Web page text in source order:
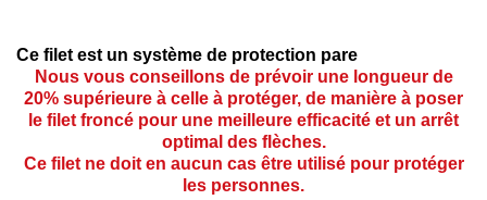
Ce filet est un système de protection pare
Nous vous conseillons de prévoir une longueur de
20% supérieure à celle à protéger, de manière à poser
le filet froncé pour une meilleure efficacité et un arrêt
optimal des flèches.
Ce filet ne doit en aucun cas être utilisé pour protéger
les personnes.